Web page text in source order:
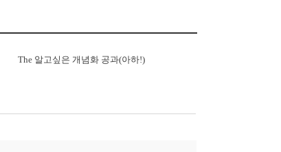
The 알고싶은 개념화 공과(아하!)